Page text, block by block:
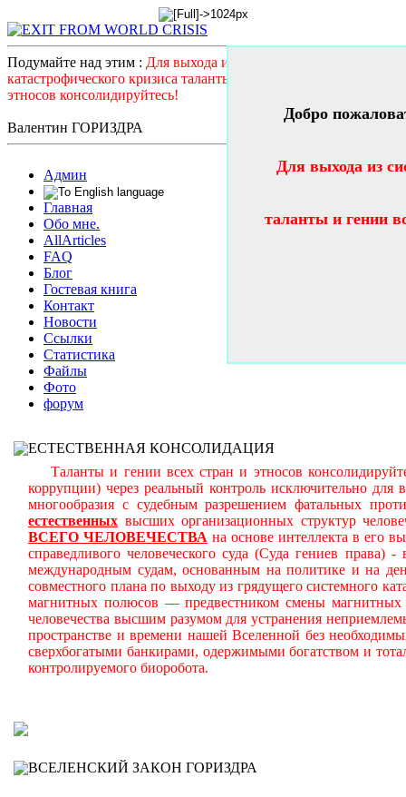
Подумайте над этим : Для выхода из системного
катастрофического кризиса таланты и гении всех стран и
этносов консолидируйтесь!
Валентин ГОРИЗДРА
Админ
Главная
Обо мне.
AllArticles
FAQ
Блог
Гостевая книга
Контакт
Новости
Ссылки
Статистика
Файлы
Фото
форум
ЕСТЕСТВЕННАЯ КОНСОЛИДАЦИЯ
Таланты и гении всех стран и этносов
коррупции) через реальный контроль исключительно
многообразия с судебным разрешением фатальных
естественных высших организационных структур
ВСЕГО ЧЕЛОВЕЧЕСТВА на основе интеллекта в его
справедливого человеческого суда (Суда гениев
международным судам, основанным на политике и на
совместного плана по выходу из грядущего системного
магнитных полюсов — предвестником смены магнитных
человечества высшим разумом для устранения
пространстве и времени нашей Вселенной без
сверхбогатыми банкирами, одержимыми богатством и
контролируемого биоробота.
ВСЕЛЕНСКИЙ ЗАКОН ГОРИЗДРА
Добро
Для выхода из
таланты и гении